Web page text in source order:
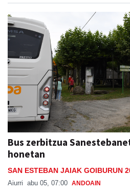
Bus zerbitzua
honetan
SAN ESTEBAN JAIAK GOIBURUN
Aiurri abu 05, 07:00 ANDOAIN